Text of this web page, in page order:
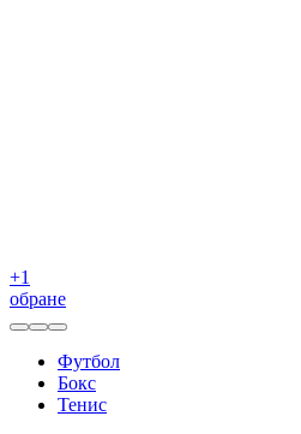
+1
обране
Футбол
Бокс
Тенис